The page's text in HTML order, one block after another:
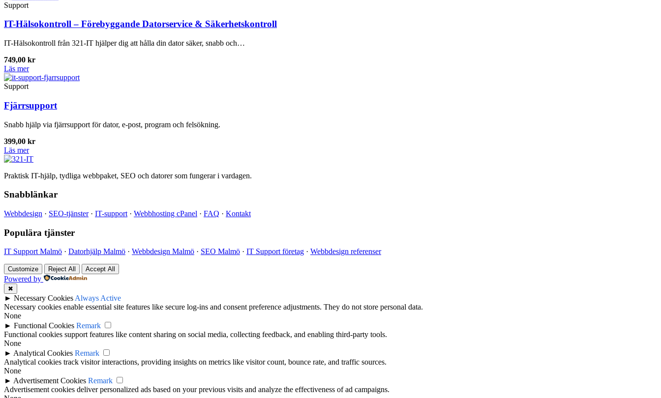
Support
IT-Hälsokontroll – Förebyggande Datorservice & Säkerhetskontroll
IT-Hälsokontroll från 321-IT hjälper dig att hålla din dator säker, snabb och…
749,00 kr
Läs mer
Support
Fjärrsupport
Snabb hjälp via fjärrsupport för dator, e-post, program och felsökning.
399,00 kr
Läs mer
Praktisk IT-hjälp, tydliga webbpaket, SEO och datorer som fungerar i vardagen.
Snabblänkar
Webbdesign · SEO-tjänster· IT-support · Webbhosting cPanel · FAQ · Kontakt
Populära tjänster
IT Support Malmö · Datorhjälp Malmö · Webbdesign Malmö · SEO Malmö · IT Support företag · Webbdesign referenser
Customize Reject All Accept All
Powered by
✖
► Necessary Cookies Always Active
Necessary cookies enable essential site features like secure log-ins and consent preference adjustments. They do not store personal data.
None
► Functional Cookies Remark
Functional cookies support features like content sharing on social media, collecting feedback, and enabling third-party tools.
None
► Analytical Cookies Remark
Analytical cookies track visitor interactions, providing insights on metrics like visitor count, bounce rate, and traffic sources.
None
► Advertisement Cookies Remark
Advertisement cookies deliver personalized ads based on your previous visits and analyze the effectiveness of ad campaigns.